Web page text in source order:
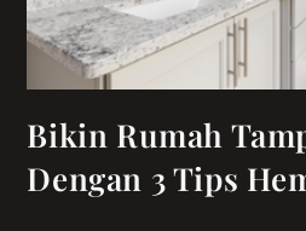
Bikin Rumah
Dengan 3 Tips